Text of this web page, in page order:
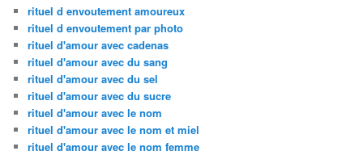
rituel d envoutement amoureux
rituel d envoutement par photo
rituel d'amour avec cadenas
rituel d'amour avec du sang
rituel d'amour avec du sel
rituel d'amour avec du sucre
rituel d'amour avec le nom
rituel d'amour avec le nom et miel
rituel d'amour avec le nom femme